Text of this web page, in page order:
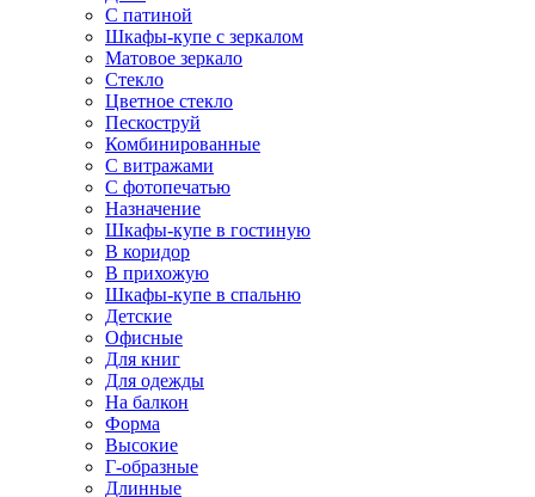
С патиной
Шкафы-купе с зеркалом
Матовое зеркало
Стекло
Цветное стекло
Пескоструй
Комбинированные
С витражами
С фотопечатью
Назначение
Шкафы-купе в гостиную
В коридор
В прихожую
Шкафы-купе в спальню
Детские
Офисные
Для книг
Для одежды
На балкон
Форма
Высокие
Г-образные
Длинные